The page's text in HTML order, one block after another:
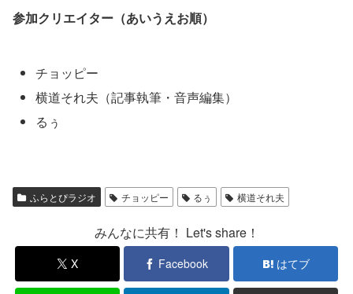
参加クリエイター（あいうえお順）
チョッピー
横道それ夫（記事執筆・音声編集）
るぅ
ふらとぴラジオ チョッピー るぅ 横道それ夫
みんなに共有！ Let's share！
X Facebook はてブ